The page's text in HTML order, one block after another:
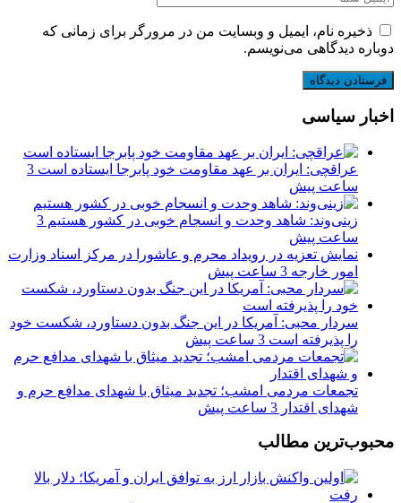
ذخیره نام، ایمیل و وبسایت من در مرورگر برای زمانی که
دوباره دیدگاهی می‌نویسم.
اخبار سیاسی
عراقچی: ایران بر عهد مقاومت خود پابرجا ایستاده است 3
ساعت پیش
زینی‌وند: شاهد وحدت و انسجام خوبی در کشور هستیم 3
ساعت پیش
نمایش تعزیه در رویداد محرم و عاشورا در مرکز اسناد وزارت
امور خارجه 3 ساعت پیش
سردار محبی: آمریکا در این جنگ بدون دستاورد، شکست خود
را پذیرفته است 3 ساعت پیش
تجمعات مردمی امشب؛ تجدید میثاق با شهدای مدافع حرم و
شهدای اقتدار 3 ساعت پیش
محبوب‌ترین مطالب